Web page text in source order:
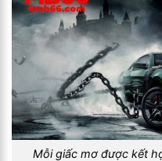
Mỗi giấc mơ được kết